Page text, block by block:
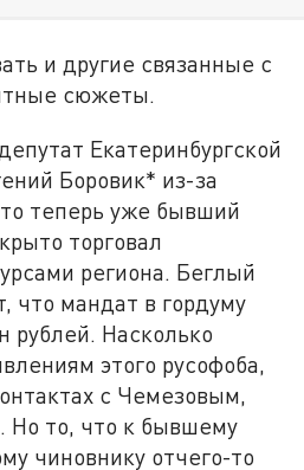
и другие связанные с
сюжеты.
Екатеринбургской
Боровик* из-за
теперь уже бывший
торговал
региона. Беглый
что мандат в гордуму
рублей. Насколько
этого русофоба,
с Чемезовым,
Но то, что к бывшему
чиновнику отчего-то